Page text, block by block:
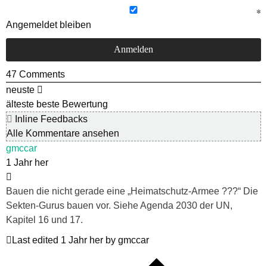
Angemeldet bleiben
47 Comments
neuste
älteste beste Bewertung
Inline Feedbacks
Alle Kommentare ansehen
gmccar
1 Jahr her
Bauen die nicht gerade eine „Heimatschutz-Armee ???“ Die
Sekten-Gurus bauen vor. Siehe Agenda 2030 der UN,
Kapitel 16 und 17.
Last edited 1 Jahr her by gmccar